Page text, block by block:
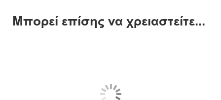
Μπορεί επίσης να χρειαστείτε...